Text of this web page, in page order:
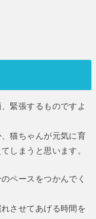
緊張するものですよ
猫ちゃんが元気に育
しまうと思います。
ペースをつかんでく
させてあげる時間を